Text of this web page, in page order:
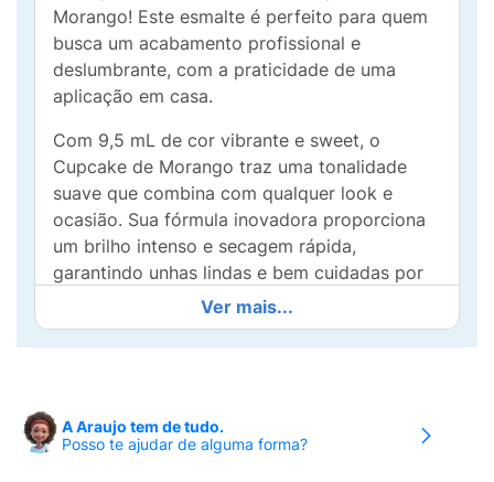
Morango! Este esmalte é perfeito para quem
busca um acabamento profissional e
deslumbrante, com a praticidade de uma
aplicação em casa.
Com 9,5 mL de cor vibrante e sweet, o
Cupcake de Morango traz uma tonalidade
suave que combina com qualquer look e
ocasião. Sua fórmula inovadora proporciona
um brilho intenso e secagem rápida,
garantindo unhas lindas e bem cuidadas por
muito mais tempo.
O pincel de alta precisão permite uma
Experimente essa nova cor e adicione um
toque de doçura às suas unhas, sentindo-se
Ver mais...
A Araujo tem de tudo.
Posso te ajudar de alguma forma?